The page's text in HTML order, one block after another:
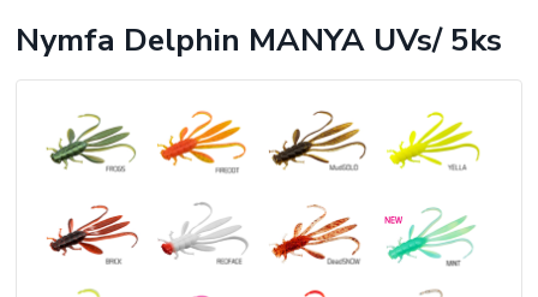
Nymfa Delphin MANYA UVs/ 5ks